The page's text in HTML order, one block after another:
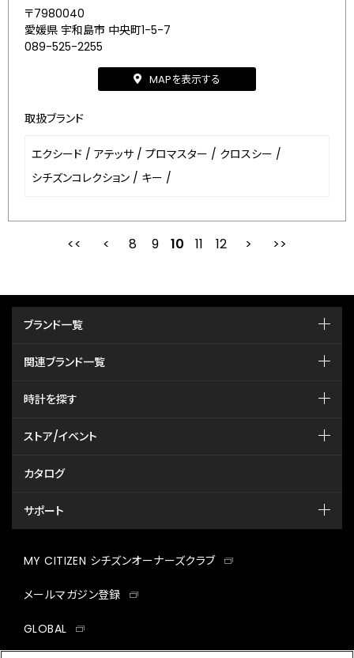
〒7980040
愛媛県 宇和島市 中央町1-5-7
089-525-2255
MAPを表示する
取扱ブランド
エクシード / アテッサ / プロマスター / クロスシー /
シチズンコレクション / キー /
最初 前
8 9 10 11 12
ブランド一覧
関連ブランド一覧
時計を探す
ストア/イベント
カタログ
サポート
MY CITIZEN シチズンオーナーズクラブ
メールマガジン登録
GLOBAL